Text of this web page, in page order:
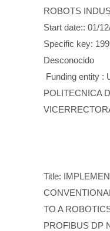
ROBOTS
Start date:: 01/
Specific key:
Desconocido
Funding entity :
POLITECNICA
Title:
TO A
PROFIBUS DP